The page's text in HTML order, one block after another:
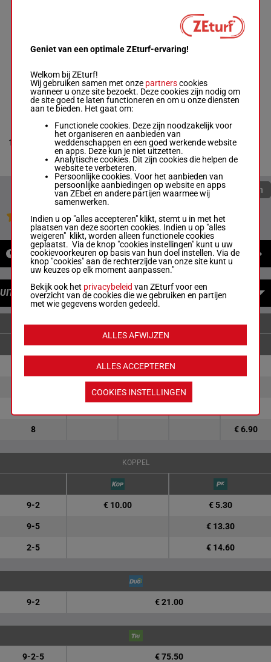
Sourdeau De
2h 3h (22) 9p 5p
2p 3p 1p 4p 1p
(21) 6p 4p
2h 3h (22) 9p
10
HOLINDA HAS
Zuliani A.-
Boisbrunet A.
65 kg
(22) 4h
M/465 kg (22) 4h
Quoteringen verversen
Jouw favoriete paarden
NIEUWS
UITBETALINGEN
ENKELVOUDIGE WEDDENSCHAPPEN
€ 4.90
8 € 6.90
KOPPEL
9-2 € 10.00 € 5.30
9-5 € 13.30
2-5 € 14.60
9-2 € 21.00
9-2-5 € 75.50
Geniet van een optimale ZEturf-ervaring!
Welkom bij ZEturf!
Wij gebruiken samen met onze partnerscookies
wanneer u onze site bezoekt. Deze cookies zijn nodig om
de site goed te laten functioneren en om u onze diensten
aan te bieden. Het gaat om:
Functionele cookies. Deze zijn noodzakelijk voor
het organiseren en aanbieden van
weddenschappen en een goed werkende website
en apps. Deze kun je niet uitzetten.
Analytische cookies. Dit zijn cookies die helpen de
website te verbeteren.
Persoonlijke cookies. Voor het aanbieden van
persoonlijke aanbiedingen op website en apps
van ZEbet en andere partijen waarmee wij
samenwerken.
Indien u op "alles accepteren" klikt, stemt u in met het
plaatsen van deze soorten cookies. Indien u op "alles
weigeren" klikt, worden alleen functionele cookies
geplaatst. Via de knop "cookies instellingen" kunt u uw
cookievoorkeuren op basis van hun doel instellen. Via de
knop "cookies" aan de rechterzijde van onze site kunt u
uw keuzes op elk moment aanpassen."
Bekijk ook het privacybeleid van ZEturf voor een
overzicht van de cookies die we gebruiken en partijen
met wie gegevens worden gedeeld.
ALLES ACCEPTEREN
ALLES AFWIJZEN
COOKIES INSTELLINGEN